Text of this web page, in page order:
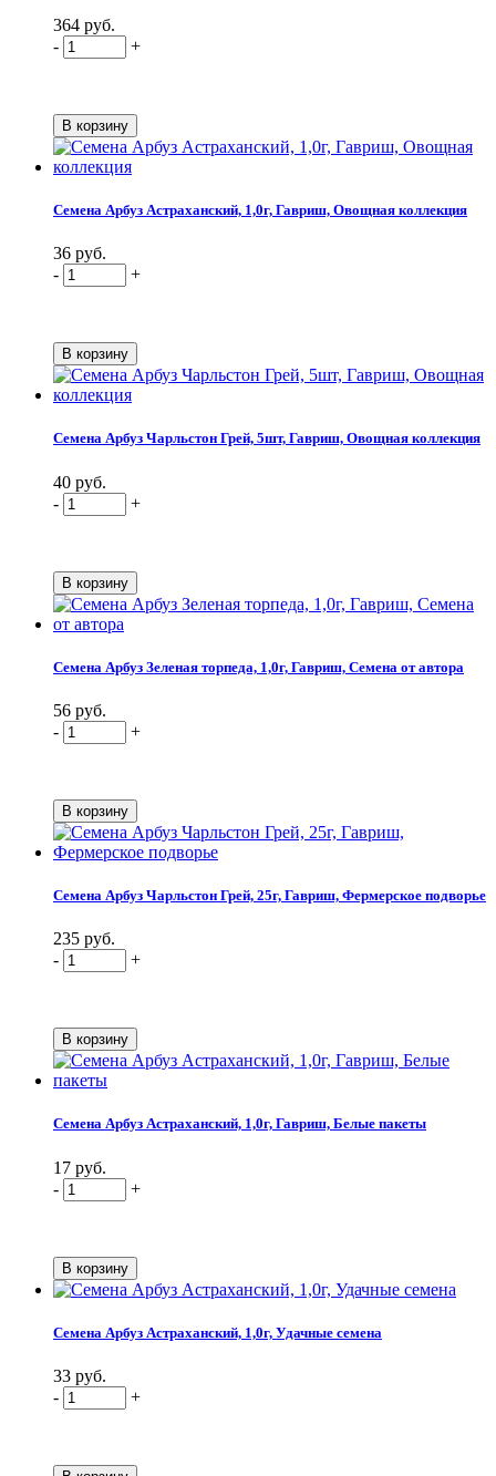
364 руб.
-
+
Семена Арбуз Астраханский, 1,0г, Гавриш, Овощная коллекция
36 руб.
-
+
Семена Арбуз Чарльстон Грей, 5шт, Гавриш, Овощная коллекция
40 руб.
-
+
Семена Арбуз Зеленая торпеда, 1,0г, Гавриш, Семена от автора
56 руб.
-
+
Семена Арбуз Чарльстон Грей, 25г, Гавриш, Фермерское подворье
235 руб.
-
+
Семена Арбуз Астраханский, 1,0г, Гавриш, Белые пакеты
17 руб.
-
+
Семена Арбуз Астраханский, 1,0г, Удачные семена
33 руб.
-
+